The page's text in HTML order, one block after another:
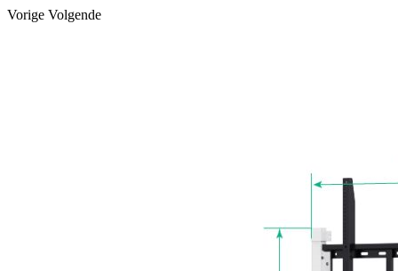
Vorige Volgende